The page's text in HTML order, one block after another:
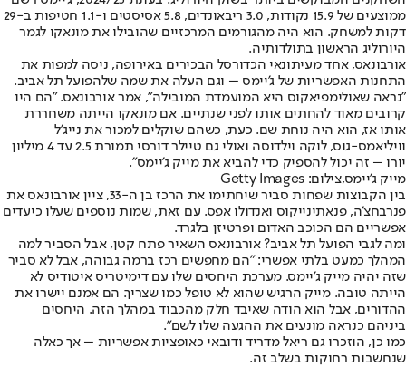
ממוצעים של 15.9 נקודות, 3.0 ריבאונדים, 5.8 אסיסטים ו-1.1 חטיפות ב-29
דקות למשחק. הוא היה מהגורמים המרכזיים שהובילו את מונאקו לגמר
היורוליג הראשון בתולדותיה.
אורבונאס, אחד מעיתונאי הכדורסל הבכירים באירופה, ניסה למפות את
התחנות האפשריות של ג'יימס – וגם העלה את שמה שלהפועל תל אביב.
"נראה שאולימפיאקוס היא המועמדת המובילה", אמר אורבונאס. "הם היו
קרובים מאוד להחתים אותו לפני שנתיים. אם מונאקו הייתה משחררת
אותו אז, הוא היה נוחת שם. כעת, כשהם שוקלים למכור את נייג'ל
וויליאמס-גוס, לוקה וילדוסה ואולי גם טיילר דורסי תמורת 2.5 עד 4 מיליון
יורו – זה יכול להספיק כדי להביא את מייק ג'יימס".
מייק ג'יימס,צילום: Getty Images
בין הקבוצות שפחות סביר שיחתימו את הרכז בן ה-33, ציין אורבונאס את
פנרבחצ'ה, פנאתינייקוס ואנדולו אפס. עם זאת, שמות נוספים שעלו כיעדים
אפשריים הם הכוכב האדום ופרטיזן בלגרד.
ומה לגבי הפועל תל אביב? אורבונאס השאיר פתח קטן, אבל הסביר למה
המהלך כמעט בלתי אפשרי: "הם מחפשים רכז ברמה גבוהה, אבל לא סביר
שזה יהיה מייק ג'יימס. מערכת היחסים שלו עם דימיטריס איטודיס לא
הייתה טובה. מייק הרגיש שהוא לא טופל כמו שצריך. הם אמנם יישרו את
ההדורים, אבל הוא הודה שאיבד חלק מהכבוד במהלך הזה. היחסים
ביניהם כנראה מונעים את ההגעה שלו לשם".
כמו כן, הוזכרו גם ריאל מדריד ודובאי כאופציות אפשריות – אך כאלה
שנחשבות רחוקות בשלב זה.